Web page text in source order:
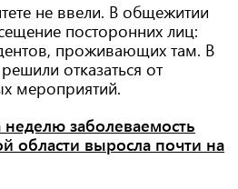
не ввели. В общежитии
посторонних лиц:
проживающих там. В
отказаться от
мероприятий.
неделю заболеваемость
области выросла почти на